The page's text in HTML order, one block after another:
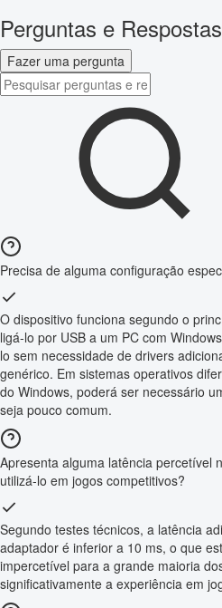
Perguntas e
Fazer uma pergunta
Precisa de alguma configuração
O dispositivo funciona segundo o
ligá-lo por USB a um PC com
lo sem necessidade de drivers
genérico. Em sistemas operativos
do Windows, poderá ser necessário
seja pouco comum.
Apresenta alguma latência percetível
utilizá-lo em jogos competitivos?
Segundo testes técnicos, a latência
adaptador é inferior a 10 ms, o que
impercetível para a grande maioria
significativamente a experiência em